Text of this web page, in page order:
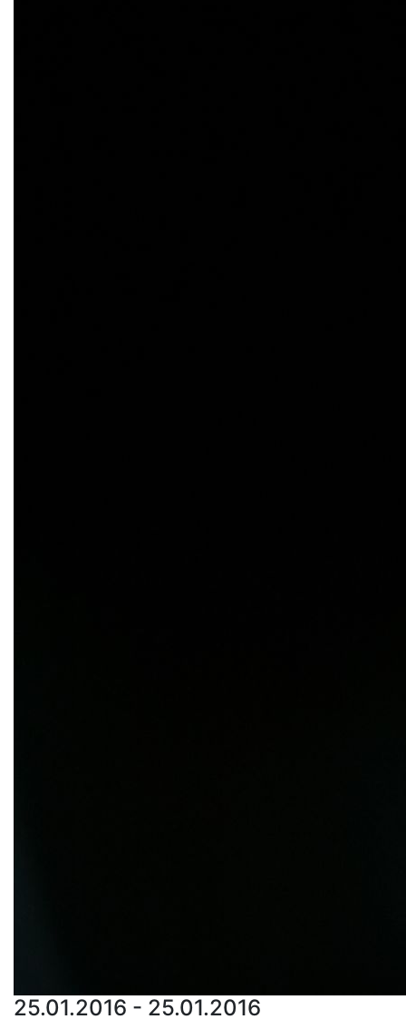
25.01.2016 - 25.01.2016